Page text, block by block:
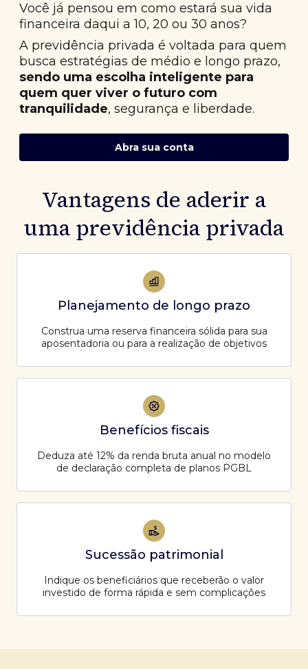
Você já pensou em como estará sua vida
financeira daqui a 10, 20 ou 30 anos?
A previdência privada é voltada para quem
busca estratégias de médio e longo prazo,
sendo uma escolha inteligente para
quem quer viver o futuro com
tranquilidade, segurança e liberdade.
Abra sua conta
Vantagens de aderir a
uma previdência privada
Planejamento de longo prazo
Construa uma reserva financeira sólida para sua
aposentadoria ou para a realização de objetivos
Benefícios fiscais
Deduza até 12% da renda bruta anual no modelo
de declaração completa de planos PGBL
Sucessão patrimonial
Indique os beneficiários que receberão o valor
investido de forma rápida e sem complicações